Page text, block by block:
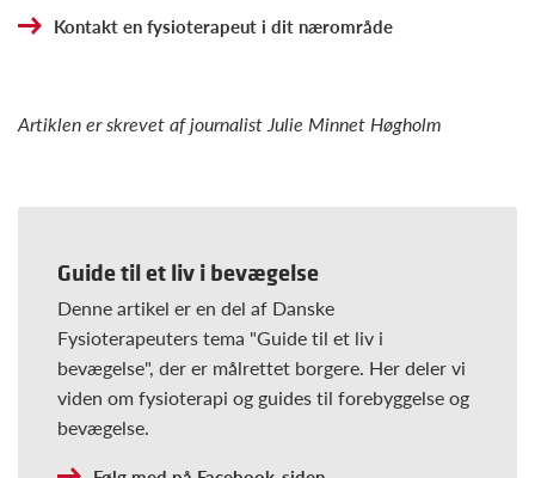
Kontakt en fysioterapeut i dit nærområde
Artiklen er skrevet af journalist Julie Minnet Høgholm
Guide til et liv i bevægelse
Denne artikel er en del af Danske
Fysioterapeuters tema "Guide til et liv i
bevægelse", der er målrettet borgere. Her deler vi
viden om fysioterapi og guides til forebyggelse og
bevægelse.